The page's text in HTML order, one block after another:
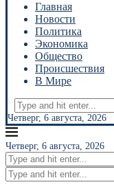
Главная
Новости
Политика
Экономика
Общество
Происшествия
В Мире
Четверг, 6 августа, 2026
Четверг, 6 августа, 2026